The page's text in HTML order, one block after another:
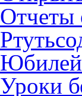
Отчеты
Уроки